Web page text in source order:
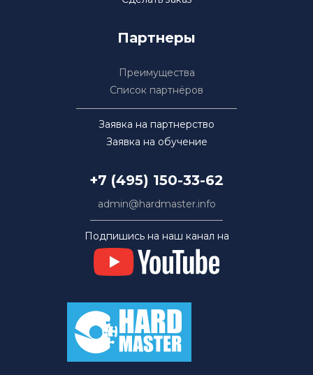
Партнеры
Преимущества
Список партнёров
Заявка на партнерство
Заявка на обучение
+7 (495) 150-33-62
admin@hardmaster.info
Подпишись на наш канал на